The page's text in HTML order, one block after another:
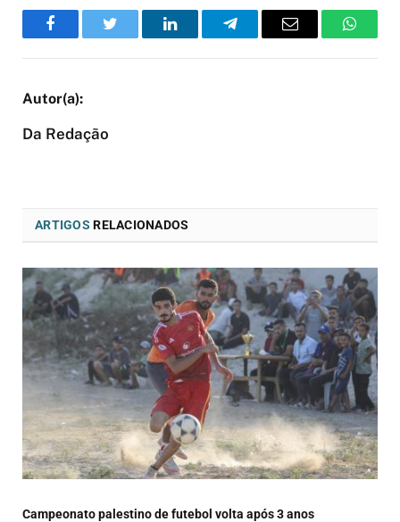
FacebookTwitter LinkedInTelegramEmail
Da Redação
ARTIGOS RELACIONADOS
Campeonato palestino de futebol volta após 3 anos